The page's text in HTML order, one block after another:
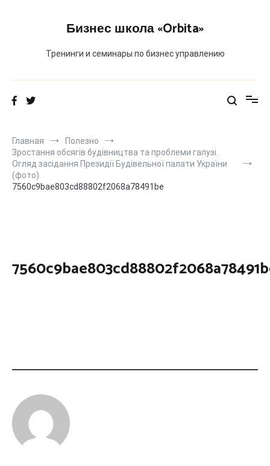
Бизнес школа «Orbita»
Тренинги и семинары по бизнес управлению
Главная
Полезно
Зростання обсягів будівництва та проблеми галузі.
Огляд засідання Президії Будівельної палати України
(фото)
7560c9bae803cd88802f2068a78491be